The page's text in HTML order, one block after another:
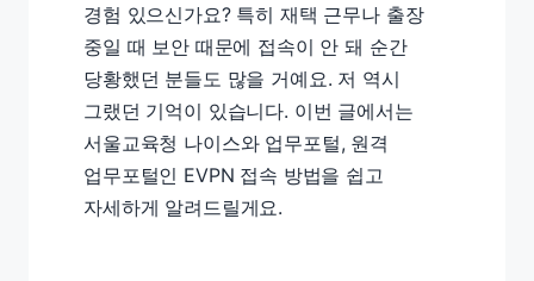
경험 있으신가요? 특히 재택 근무나 출장
중일 때 보안 때문에 접속이 안 돼 순간
당황했던 분들도 많을 거예요. 저 역시
그랬던 기억이 있습니다. 이번 글에서는
서울교육청 나이스와 업무포털, 원격
업무포털인 EVPN 접속 방법을 쉽고
자세하게 알려드릴게요.